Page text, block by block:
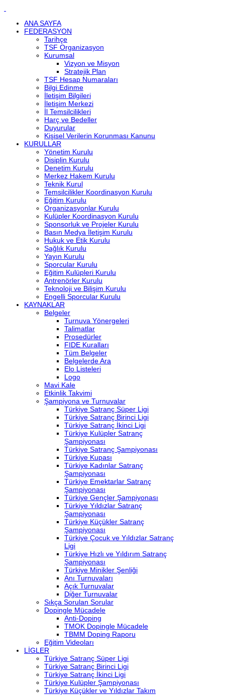
ANA SAYFA
FEDERASYON
Tarihçe
TSF Organizasyon
Kurumsal
Vizyon ve Misyon
Stratejik Plan
TSF Hesap Numaraları
Bilgi Edinme
İletişim Bilgileri
İletişim Merkezi
İl Temsilcilikleri
Harç ve Bedeller
Duyurular
Kişisel Verilerin Korunması Kanunu
KURULLAR
Yönetim Kurulu
Disiplin Kurulu
Denetim Kurulu
Merkez Hakem Kurulu
Teknik Kurul
Temsilcilikler Koordinasyon Kurulu
Eğitim Kurulu
Organizasyonlar Kurulu
Kulüpler Koordinasyon Kurulu
Sponsorluk ve Projeler Kurulu
Basın Medya İletişim Kurulu
Hukuk ve Etik Kurulu
Sağlık Kurulu
Yayın Kurulu
Sporcular Kurulu
Eğitim Kulüpleri Kurulu
Antrenörler Kurulu
Teknoloji ve Bilişim Kurulu
Engelli Sporcular Kurulu
KAYNAKLAR
Belgeler
Turnuva Yönergeleri
Talimatlar
Prosedürler
FIDE Kuralları
Tüm Belgeler
Belgelerde Ara
Elo Listeleri
Logo
Mavi Kale
Etkinlik Takvimi
Şampiyona ve Turnuvalar
Türkiye Satranç Süper Ligi
Türkiye Satranç Birinci Ligi
Türkiye Satranç İkinci Ligi
Türkiye Kulüpler Satranç
Şampiyonası
Türkiye Satranç Şampiyonası
Türkiye Kupası
Türkiye Kadınlar Satranç
Şampiyonası
Türkiye Emektarlar Satranç
Şampiyonası
Türkiye Gençler Şampiyonası
Türkiye Yıldızlar Satranç
Şampiyonası
Türkiye Küçükler Satranç
Şampiyonası
Türkiye Çocuk ve Yıldızlar Satranç
Ligi
Türkiye Hızlı ve Yıldırım Satranç
Şampiyonası
Türkiye Minikler Şenliği
Anı Turnuvaları
Açık Turnuvalar
Diğer Turnuvalar
Sıkça Sorulan Sorular
Dopingle Mücadele
Anti-Doping
TMOK Dopingle Mücadele
TBMM Doping Raporu
Eğitim Videoları
LİGLER
Türkiye Satranç Süper Ligi
Türkiye Satranç Birinci Ligi
Türkiye Satranç İkinci Ligi
Türkiye Kulüpler Şampiyonası
Türkiye Küçükler ve Yıldızlar Takım